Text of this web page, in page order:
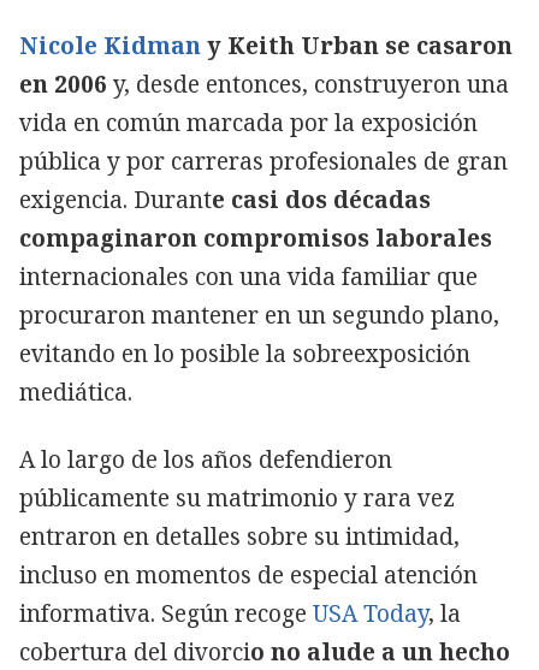
Nicole Kidmany Keith Urban se casaron
en 2006 y, desde entonces, construyeron una
vida en común marcada por la exposición
pública y por carreras profesionales de gran
exigencia. Durante casi dos décadas
compaginaron compromisos laborales
internacionales con una vida familiar que
procuraron mantener en un segundo plano,
evitando en lo posible la sobreexposición
mediática.
A lo largo de los años defendieron
públicamente su matrimonio y rara vez
entraron en detalles sobre su intimidad,
incluso en momentos de especial atención
informativa. Según recoge USA Today, la
cobertura del divorcio no alude a un hecho